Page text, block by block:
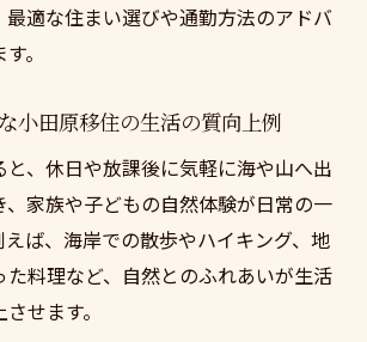
最適な住まい選びや通勤方法のアドバ
。
小田原移住の生活の質向上例
と、休日や放課後に気軽に海や山へ出
、家族や子どもの自然体験が日常の一
ば、海岸での散歩やハイキング、地
た料理など、自然とのふれあいが生活
せます。